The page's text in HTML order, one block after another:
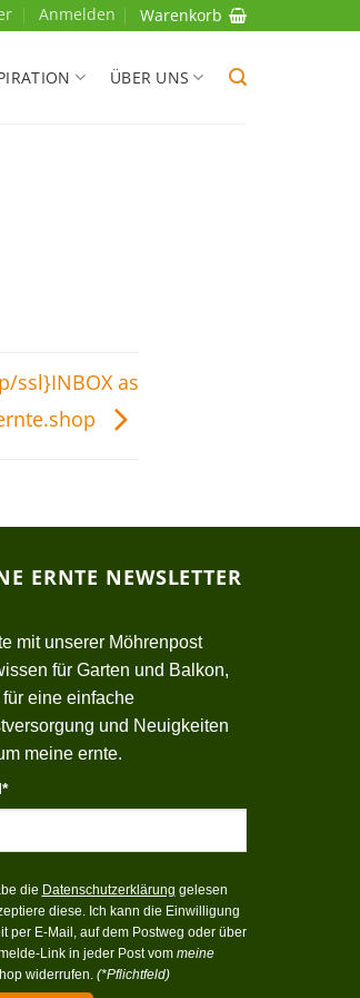
Anmelden Warenkorb
ÜBER UNS
ssl}INBOX as
ERNTE NEWSLETTER
mit unserer Möhrenpost
für Garten und Balkon,
eine einfache
und Neuigkeiten
meine ernte.
die Datenschutzerklärung gelesen
diese. Ich kann die Einwilligung
per E-Mail, auf dem Postweg oder über
Link in jeder Post vom meine
widerrufen. (*Pflichtfeld)